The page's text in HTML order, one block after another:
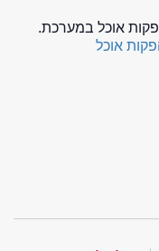
אוכל במערכת.
אוכל